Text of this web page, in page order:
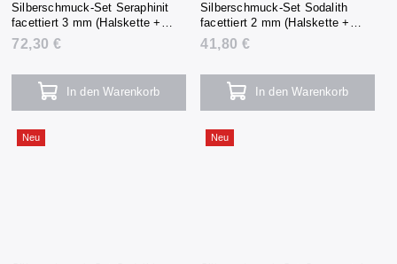
Silberschmuck-Set Seraphinit
facettiert 3 mm (Halskette +
Armband + Ohrringe)
72,30 €
In den Warenkorb
Silberschmuck-Set Sodalith
facettiert 2 mm (Halskette +
Armband + Ohrringe)
41,80 €
In den Warenkorb
Neu Neu